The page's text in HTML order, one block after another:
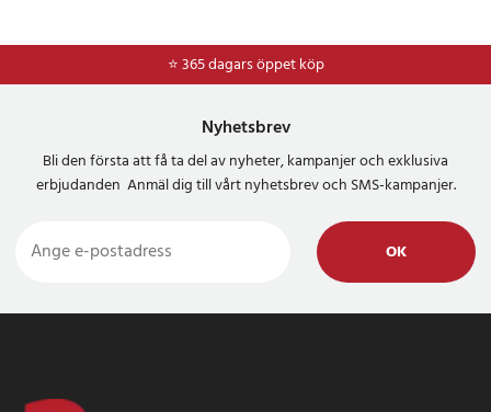
⭐ 365 dagars öppet köp
Nyhetsbrev
Bli den första att få ta del av nyheter, kampanjer och exklusiva
erbjudanden Anmäl dig till vårt nyhetsbrev och SMS-kampanjer.
OK